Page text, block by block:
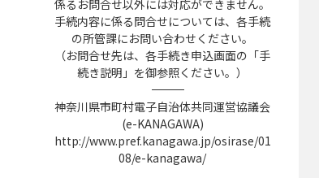
係るお問合せ以外には対応ができません。
手続内容に係る問合せについては、各手続
の所管課にお問い合わせください。
（お問合せ先は、各手続き申込画面の「手
続き説明」を御参照ください。）
――――――――――――――――――――――――――――――――――――――――――――――――――
神奈川県市町村電子自治体共同運営協議会
(e-KANAGAWA)
http://www.pref.kanagawa.jp/osirase/01
08/e-kanagawa/